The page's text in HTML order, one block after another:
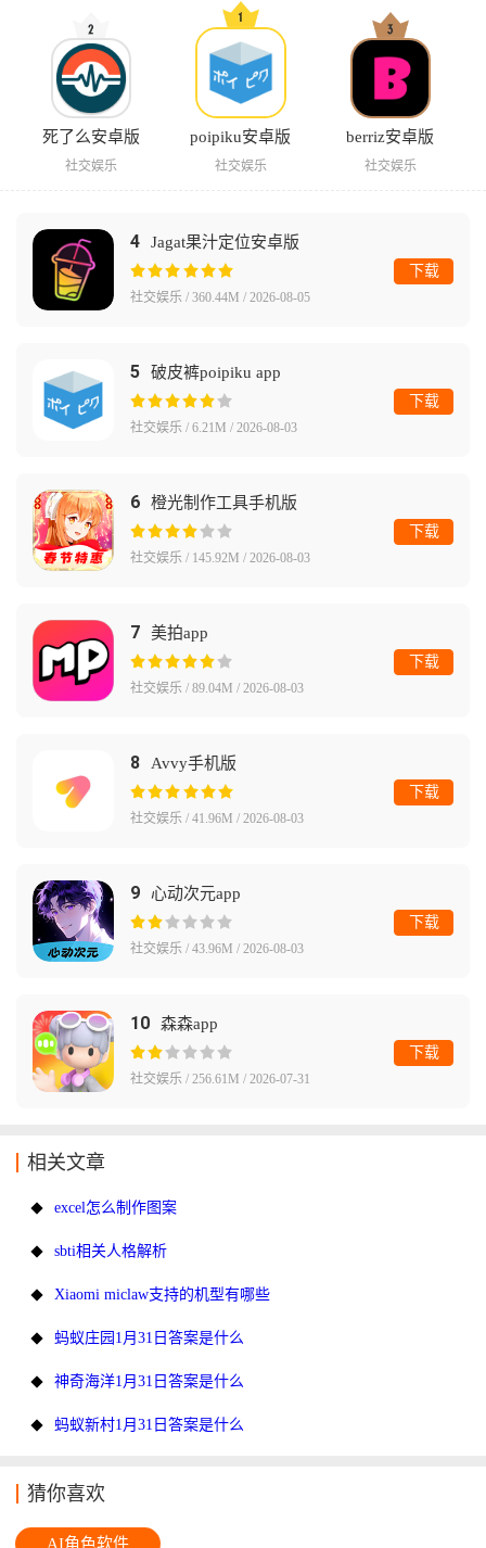
死了么安卓版
社交娱乐
poipiku安卓版
社交娱乐
berriz安卓版
社交娱乐
4 Jagat果汁定位安卓版
社交娱乐 / 360.44M / 2026-08-05
下载
5 破皮裤poipiku app
社交娱乐 / 6.21M / 2026-08-03
下载
6 橙光制作工具手机版
社交娱乐 / 145.92M / 2026-08-03
下载
7 美拍app
社交娱乐 / 89.04M / 2026-08-03
下载
8 Avvy手机版
社交娱乐 / 41.96M / 2026-08-03
下载
9 心动次元app
社交娱乐 / 43.96M / 2026-08-03
下载
10 森森app
社交娱乐 / 256.61M / 2026-07-31
下载
相关文章
excel怎么制作图案
sbti相关人格解析
Xiaomi miclaw支持的机型有哪些
蚂蚁庄园1月31日答案是什么
神奇海洋1月31日答案是什么
蚂蚁新村1月31日答案是什么
猜你喜欢
AI角色软件